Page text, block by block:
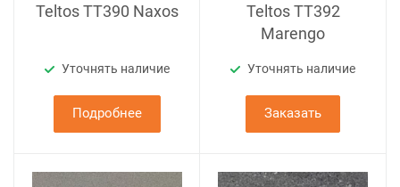
Teltos TT390 Naxos
Уточнять наличие
Подробнее
Teltos TT392
Marengo
Уточнять наличие
Заказать